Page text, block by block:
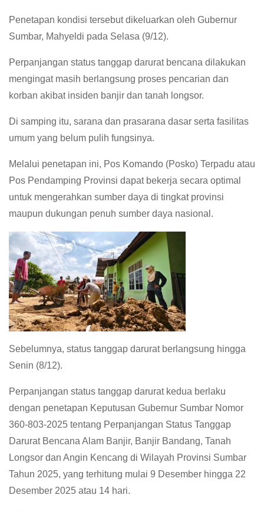
Penetapan kondisi tersebut dikeluarkan oleh Gubernur
Sumbar, Mahyeldi pada Selasa (9/12).
Perpanjangan status tanggap darurat bencana dilakukan
mengingat masih berlangsung proses pencarian dan
korban akibat insiden banjir dan tanah longsor.
Di samping itu, sarana dan prasarana dasar serta fasilitas
umum yang belum pulih fungsinya.
Melalui penetapan ini, Pos Komando (Posko) Terpadu atau
Pos Pendamping Provinsi dapat bekerja secara optimal
untuk mengerahkan sumber daya di tingkat provinsi
maupun dukungan penuh sumber daya nasional.
Sebelumnya, status tanggap darurat berlangsung hingga
Senin (8/12).
Perpanjangan status tanggap darurat kedua berlaku
dengan penetapan Keputusan Gubernur Sumbar Nomor
360-803-2025 tentang Perpanjangan Status Tanggap
Darurat Bencana Alam Banjir, Banjir Bandang, Tanah
Longsor dan Angin Kencang di Wilayah Provinsi Sumbar
Tahun 2025, yang terhitung mulai 9 Desember hingga 22
Desember 2025 atau 14 hari.